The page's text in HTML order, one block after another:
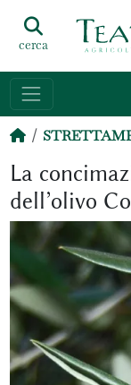
cerca
La
dell’olivo